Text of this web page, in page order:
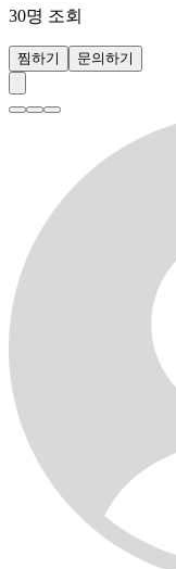
30명 조회
찜하기 문의하기